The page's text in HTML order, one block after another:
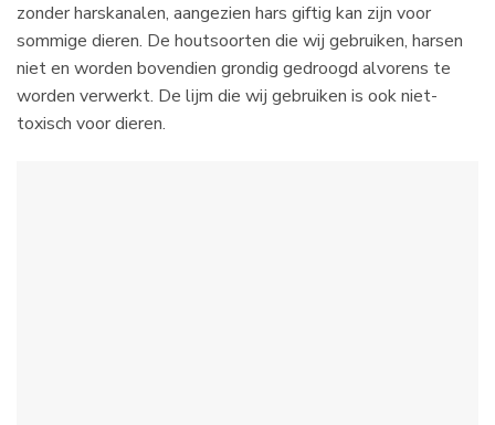
zonder harskanalen, aangezien hars giftig kan zijn voor
sommige dieren. De houtsoorten die wij gebruiken, harsen
niet en worden bovendien grondig gedroogd alvorens te
worden verwerkt. De lijm die wij gebruiken is ook niet-
toxisch voor dieren.